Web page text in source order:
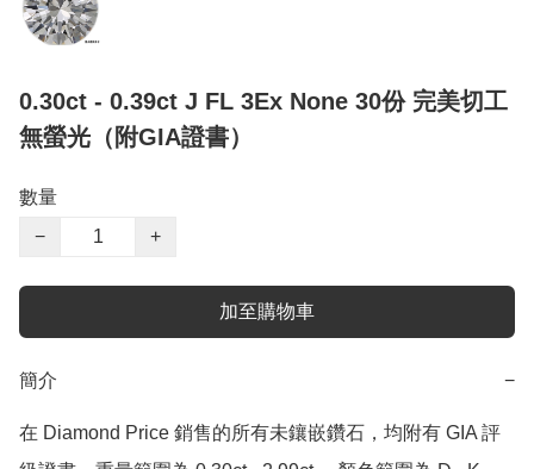
0.30ct - 0.39ct J FL 3Ex None 30份 完美切工
無螢光（附GIA證書）
數量
−
+
加至購物車
簡介 −
在 Diamond Price 銷售的所有未鑲嵌鑽石，均附有 GIA 評